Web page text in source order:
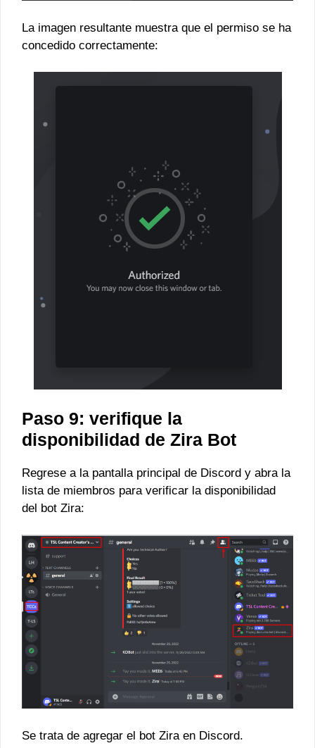
La imagen resultante muestra que el permiso se ha
concedido correctamente:
Paso 9: verifique la
disponibilidad de Zira Bot
Regrese a la pantalla principal de Discord y abra la
lista de miembros para verificar la disponibilidad
del bot Zira:
Se trata de agregar el bot Zira en Discord.